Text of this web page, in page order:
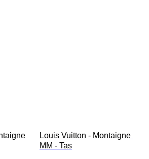
Louis Vuitton - Montaigne
MM - Tas